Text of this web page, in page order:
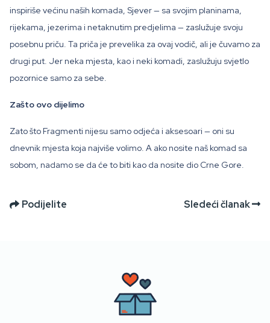
inspiriše većinu naših komada, Sjever — sa svojim planinama,
rijekama, jezerima i netaknutim predjelima — zaslužuje svoju
posebnu priču. Ta priča je prevelika za ovaj vodič, ali je čuvamo za
drugi put. Jer neka mjesta, kao i neki komadi, zaslužuju svjetlo
pozornice samo za sebe.
Zašto ovo dijelimo
Zato što Fragmenti nijesu samo odjeća i aksesoari — oni su
dnevnik mjesta koja najviše volimo. A ako nosite naš komad sa
sobom, nadamo se da će to biti kao da nosite dio Crne Gore.
Podijelite Sledeći članak